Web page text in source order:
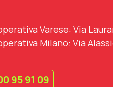
Varese: Via
Milano: Via
95 91 09